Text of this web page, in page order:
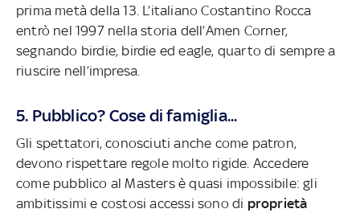
prima metà della 13. L’italiano Costantino Rocca
entrò nel 1997 nella storia dell’Amen Corner,
segnando birdie, birdie ed eagle, quarto di sempre a
riuscire nell’impresa.
5. Pubblico? Cose di famiglia...
Gli spettatori, conosciuti anche come patron,
devono rispettare regole molto rigide. Accedere
come pubblico al Masters è quasi impossibile: gli
ambitissimi e costosi accessi sono di proprietà